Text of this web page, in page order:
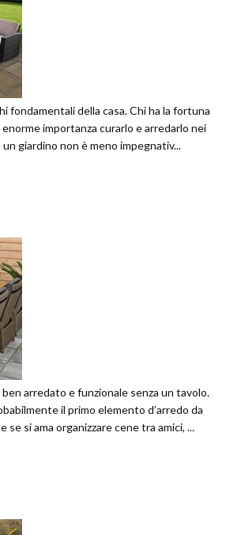
fondamentali della casa. Chi ha la fortuna
importanza curarlo e arredarlo nei
giardino non è meno impegnativ...
arredato e funzionale senza un tavolo.
il primo elemento d’arredo da
se si ama organizzare cene tra amici, ...